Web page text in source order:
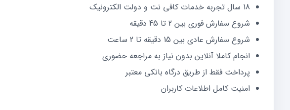
18 سال تجربه خدمات کافی نت و دولت الکترونیک
شروع سفارش فوری بین 2 تا 45 دقیقه
شروع سفارش عادی بین 15 دقیقه تا 2 ساعت
انجام کاملا آنلاین بدون نیاز به مراجعه حضوری
پرداخت فقط از طریق درگاه بانکی معتبر
امنیت کامل اطلاعات کاربران